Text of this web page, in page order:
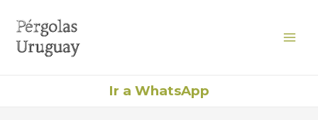
contenido
Ir a WhatsApp